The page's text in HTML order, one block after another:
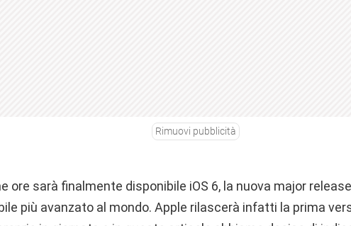
Rimuovi pubblicità
ore sarà finalmente disponibile iOS 6, la nuova major
più avanzato al mondo. Apple rilascerà infatti la prima